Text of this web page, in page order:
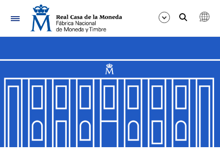
Navegación
Mostrar/Ocultar
Mostrar/Ocultar
Mostrar/Ocultar